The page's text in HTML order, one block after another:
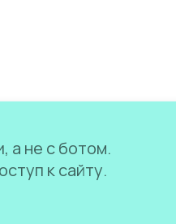
а не с ботом.
к сайту.